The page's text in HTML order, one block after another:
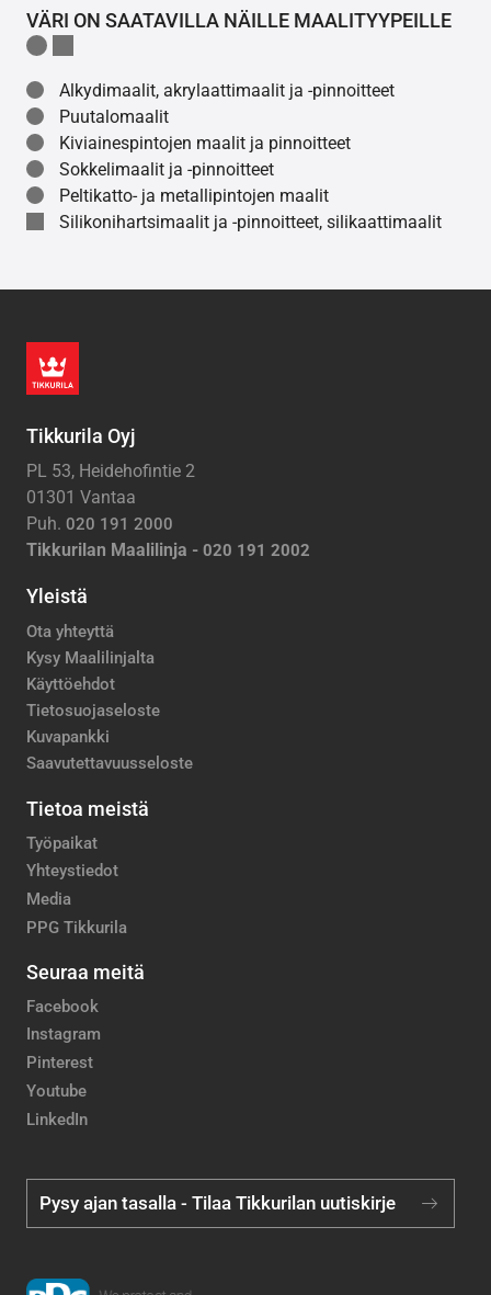
VÄRI ON SAATAVILLA NÄILLE MAALITYYPEILLE
Alkydimaalit, akrylaattimaalit ja -pinnoitteet
Puutalomaalit
Kiviainespintojen maalit ja pinnoitteet
Sokkelimaalit ja -pinnoitteet
Peltikatto- ja metallipintojen maalit
Silikonihartsimaalit ja -pinnoitteet, silikaattimaalit
Tikkurila Oyj
PL 53, Heidehofintie 2
01301 Vantaa
Puh. 020 191 2000
Tikkurilan Maalilinja - 020 191 2002
Yleistä
Ota yhteyttä
Kysy Maalilinjalta
Käyttöehdot
Tietosuojaseloste
Kuvapankki
Saavutettavuusseloste
Tietoa meistä
Työpaikat
Yhteystiedot
Media
PPG Tikkurila
Seuraa meitä
Facebook
Instagram
Pinterest
Youtube
LinkedIn
Pysy ajan tasalla - Tilaa Tikkurilan uutiskirje